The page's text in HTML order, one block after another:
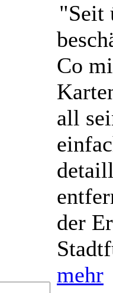
"Seit
Co
all
der
mehr